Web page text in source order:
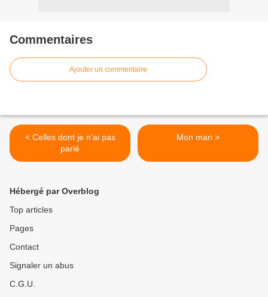
Commentaires
Ajouter un commentaire
< Celles dont je n'ai pas
parlé
Mon mari >
Hébergé par Overblog
Top articles
Pages
Contact
Signaler un abus
C.G.U.